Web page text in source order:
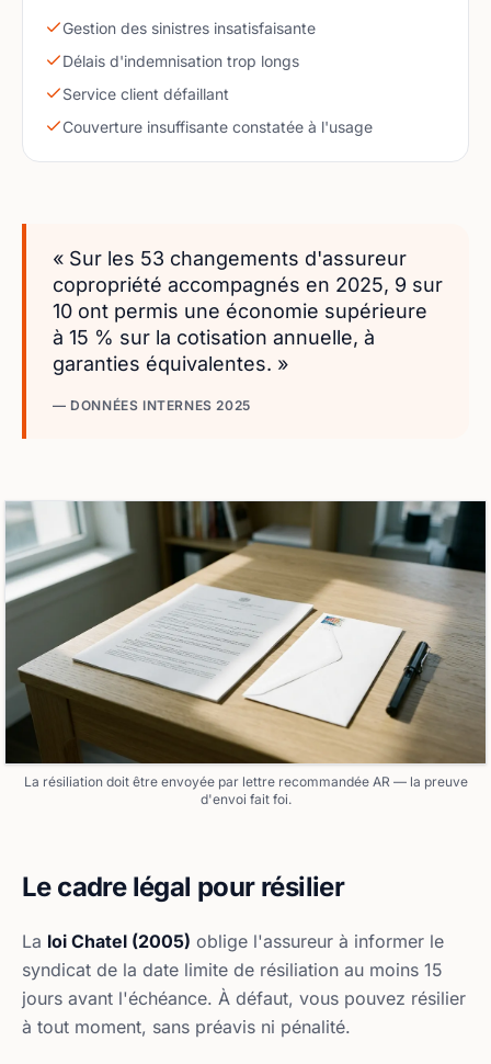
Gestion des sinistres insatisfaisante
Délais d'indemnisation trop longs
Service client défaillant
Couverture insuffisante constatée à l'usage
« Sur les 53 changements d'assureur
copropriété accompagnés en 2025, 9 sur
10 ont permis une économie supérieure
à 15 % sur la cotisation annuelle, à
garanties équivalentes. »
— DONNÉES INTERNES 2025
La résiliation doit être envoyée par lettre recommandée AR — la preuve
d'envoi fait foi.
Le cadre légal pour résilier
La loi Chatel (2005) oblige l'assureur à informer le
syndicat de la date limite de résiliation au moins 15
jours avant l'échéance. À défaut, vous pouvez résilier
à tout moment, sans préavis ni pénalité.